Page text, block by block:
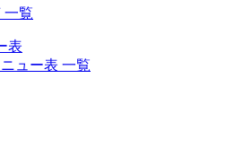
一覧
表
ュー表 一覧